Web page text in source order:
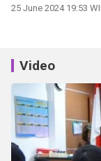
25 June 2024 19:53
Video